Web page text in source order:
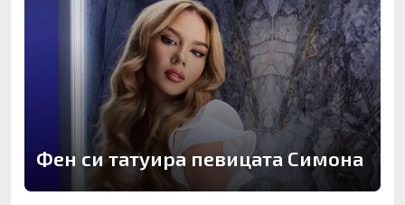
Фен си татуира певицата Симона